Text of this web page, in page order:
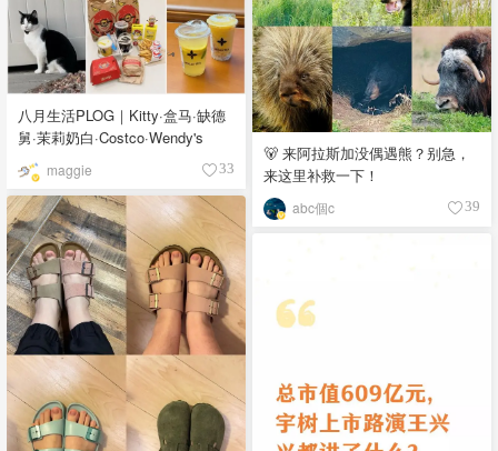
八月生活PLOG｜Kitty·盒马·缺德
舅·茉莉奶白·Costco·Wendy's
maggie 33
🐻 来阿拉斯加没偶遇熊？别急，
来这里补救一下！
abc個c 39